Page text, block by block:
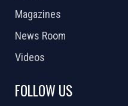
Magazines
News Room
Videos
FOLLOW US